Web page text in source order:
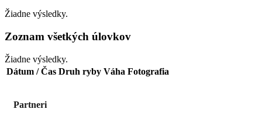
Žiadne výsledky.
Zoznam všetkých úlovkov
Žiadne výsledky.
Dátum / Čas Druh ryby Váha Fotografia
Partneri